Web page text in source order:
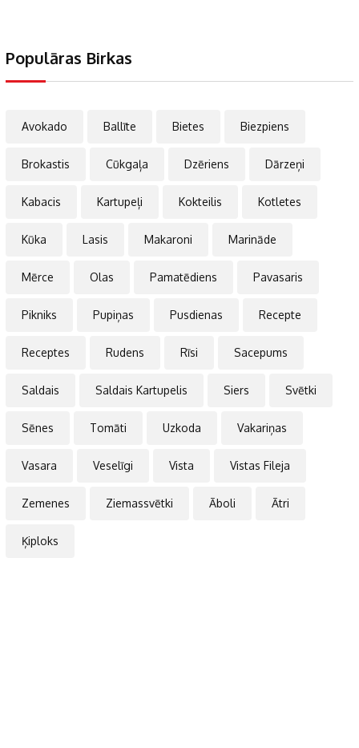
Populāras Birkas
Avokado Ballīte Bietes Biezpiens
Brokastis Cūkgaļa Dzēriens Dārzeņi
Kabacis Kartupeļi Kokteilis Kotletes
Kūka Lasis Makaroni Marināde
Mērce Olas Pamatēdiens Pavasaris
Pikniks Pupiņas Pusdienas Recepte
Receptes Rudens Rīsi Sacepums
Saldais Saldais Kartupelis Siers Svētki
Sēnes Tomāti Uzkoda Vakariņas
Vasara Veselīgi Vista Vistas Fileja
Zemenes Ziemassvētki Āboli Ātri
Ķiploks